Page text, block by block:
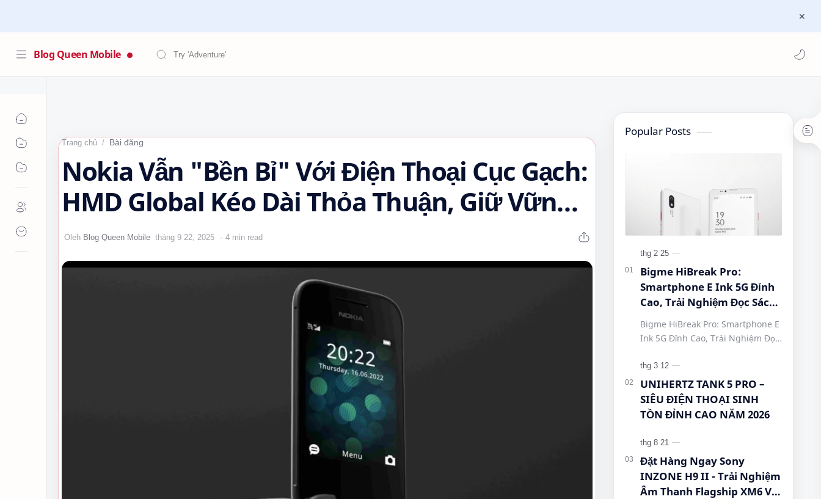
Blog Queen Mobile
Trang chủ Bài đăng
Nokia Vẫn "Bền Bỉ" Với Điện Thoại Cục Gạch:
HMD Global Kéo Dài Thỏa Thuận, Giữ Vững
Ngôi Vua Phân Khúc Phổ Thông!…
4 min read
Popular Posts
Bigme HiBreak Pro:
Smartphone E Ink 5G Đỉnh
Cao, Trải Nghiệm Đọc Sách
Mobile! #BigmeHiBreakPro
#SmartphoneEInk
#QueenMobile
#HiBreakPro5G
#DienThoaiDocSach
#CongNgheMoi
#EInkPhone
#5GSmartphone
Bigme HiBreak Pro: Smartphone E
Ink 5G Đỉnh Cao, Trải Nghiệm Đọc
#BigmeHiBreakPro
#SmartphoneEInk #QueenMobile
#Hi…
UNIHERTZ TANK 5 PRO –
SIÊU ĐIỆN THOẠI SINH
TỒN ĐỈNH CAO NĂM 2026
Đặt Hàng Ngay Sony
INZONE H9 II - Trải Nghiệm
Âm Thanh Flagship XM6 Với